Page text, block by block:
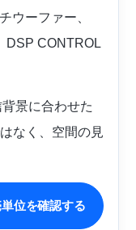
ウーファー、
DSP CONTROL
景に合わせた
なく、空間の見
位を確認する